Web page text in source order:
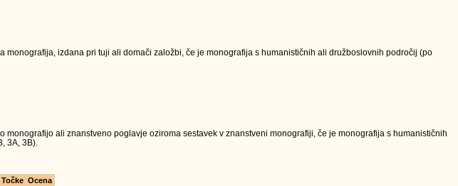
izdana pri tuji ali domači založbi, če je monografija s humanističnih ali družboslovnih področij (po
ali znanstveno poglavje oziroma sestavek v znanstveni monografiji, če je monografija s humanističnih
3A, 3B).
Točke Ocena